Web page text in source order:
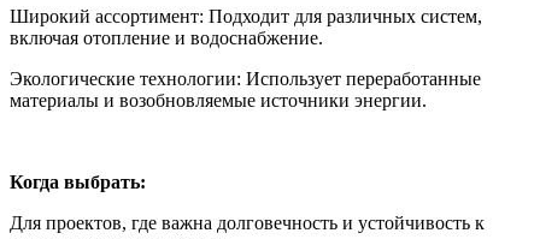
Широкий ассортимент: Подходит для различных систем,
включая отопление и водоснабжение.
Экологические технологии: Использует переработанные
материалы и возобновляемые источники энергии.
Когда выбрать:
Для проектов, где важна долговечность и устойчивость к